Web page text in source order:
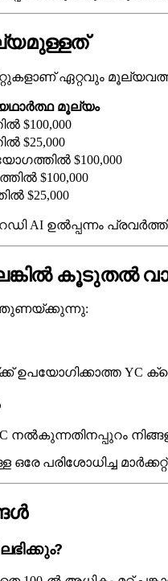
ഏറ്റവും
യഥാർത്ഥ മൂല്യം
$100,000
$25,000
$100,000
$100,000
$25,000
AI ഉൽപ്പന്നം
കൂടുതൽ
ഉപയോഗിക്കാത്ത
നൽകുന്നതിനപ്പുറം
പരിശോധിച്ച